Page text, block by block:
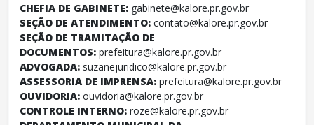
CHEFIA DE GABINETE: gabinete@kalore.pr.gov.br
SEÇÃO DE ATENDIMENTO: contato@kalore.pr.gov.br
SEÇÃO DE TRAMITAÇÃO DE
DOCUMENTOS: prefeitura@kalore.pr.gov.br
ADVOGADA: suzanejuridico@kalore.pr.gov.br
ASSESSORIA DE IMPRENSA: prefeitura@kalore.pr.gov.br
OUVIDORIA: ouvidoria@kalore.pr.gov.br
CONTROLE INTERNO: roze@kalore.pr.gov.br